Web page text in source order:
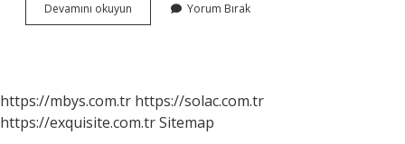
Devamını okuyun
Uygulama
Yorum Bırak
https://mbys.com.tr https://solac.com.tr
https://exquisite.com.trSitemap